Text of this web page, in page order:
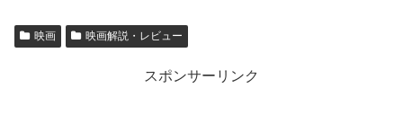
映画 映画解説・レビュー
スポンサーリンク